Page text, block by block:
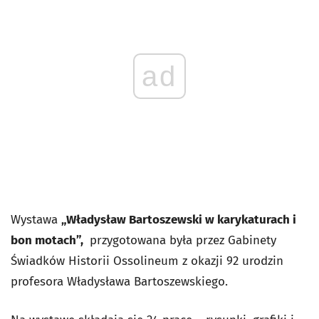
ad
Wystawa „Władysław Bartoszewski w karykaturach i
bon motach”, przygotowana była przez Gabinety
Świadków Historii Ossolineum z okazji 92 urodzin
profesora Władysława Bartoszewskiego.